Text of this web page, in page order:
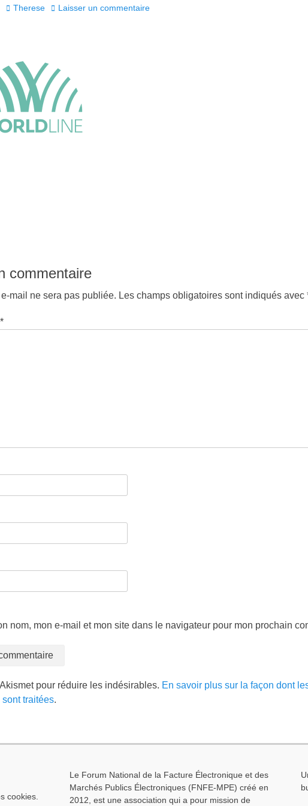
Therese Laisser un commentaire
commentaire
mail ne sera pas publiée. Les champs obligatoires sont indiqués avec
*
nom, mon e-mail et mon site dans le navigateur pour mon prochain
pour réduire les indésirables. En savoir plus sur la façon dont
traitées.
cookies.
Le Forum National de la Facture Électronique et des
Marchés Publics Électroniques (FNFE-MPE) créé en
2012, est une association qui a pour mission de